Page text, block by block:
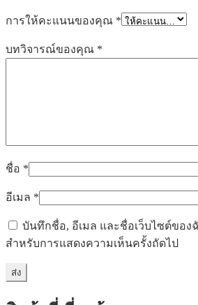
การให้คะแนนของคุณ *
บทวิจารณ์ของคุณ *
ชื่อ *
อีเมล *
บันทึกชื่อ, อีเมล และชื่อเว็บไซต์ของ
สำหรับการแสดงความเห็นครั้งถัดไป